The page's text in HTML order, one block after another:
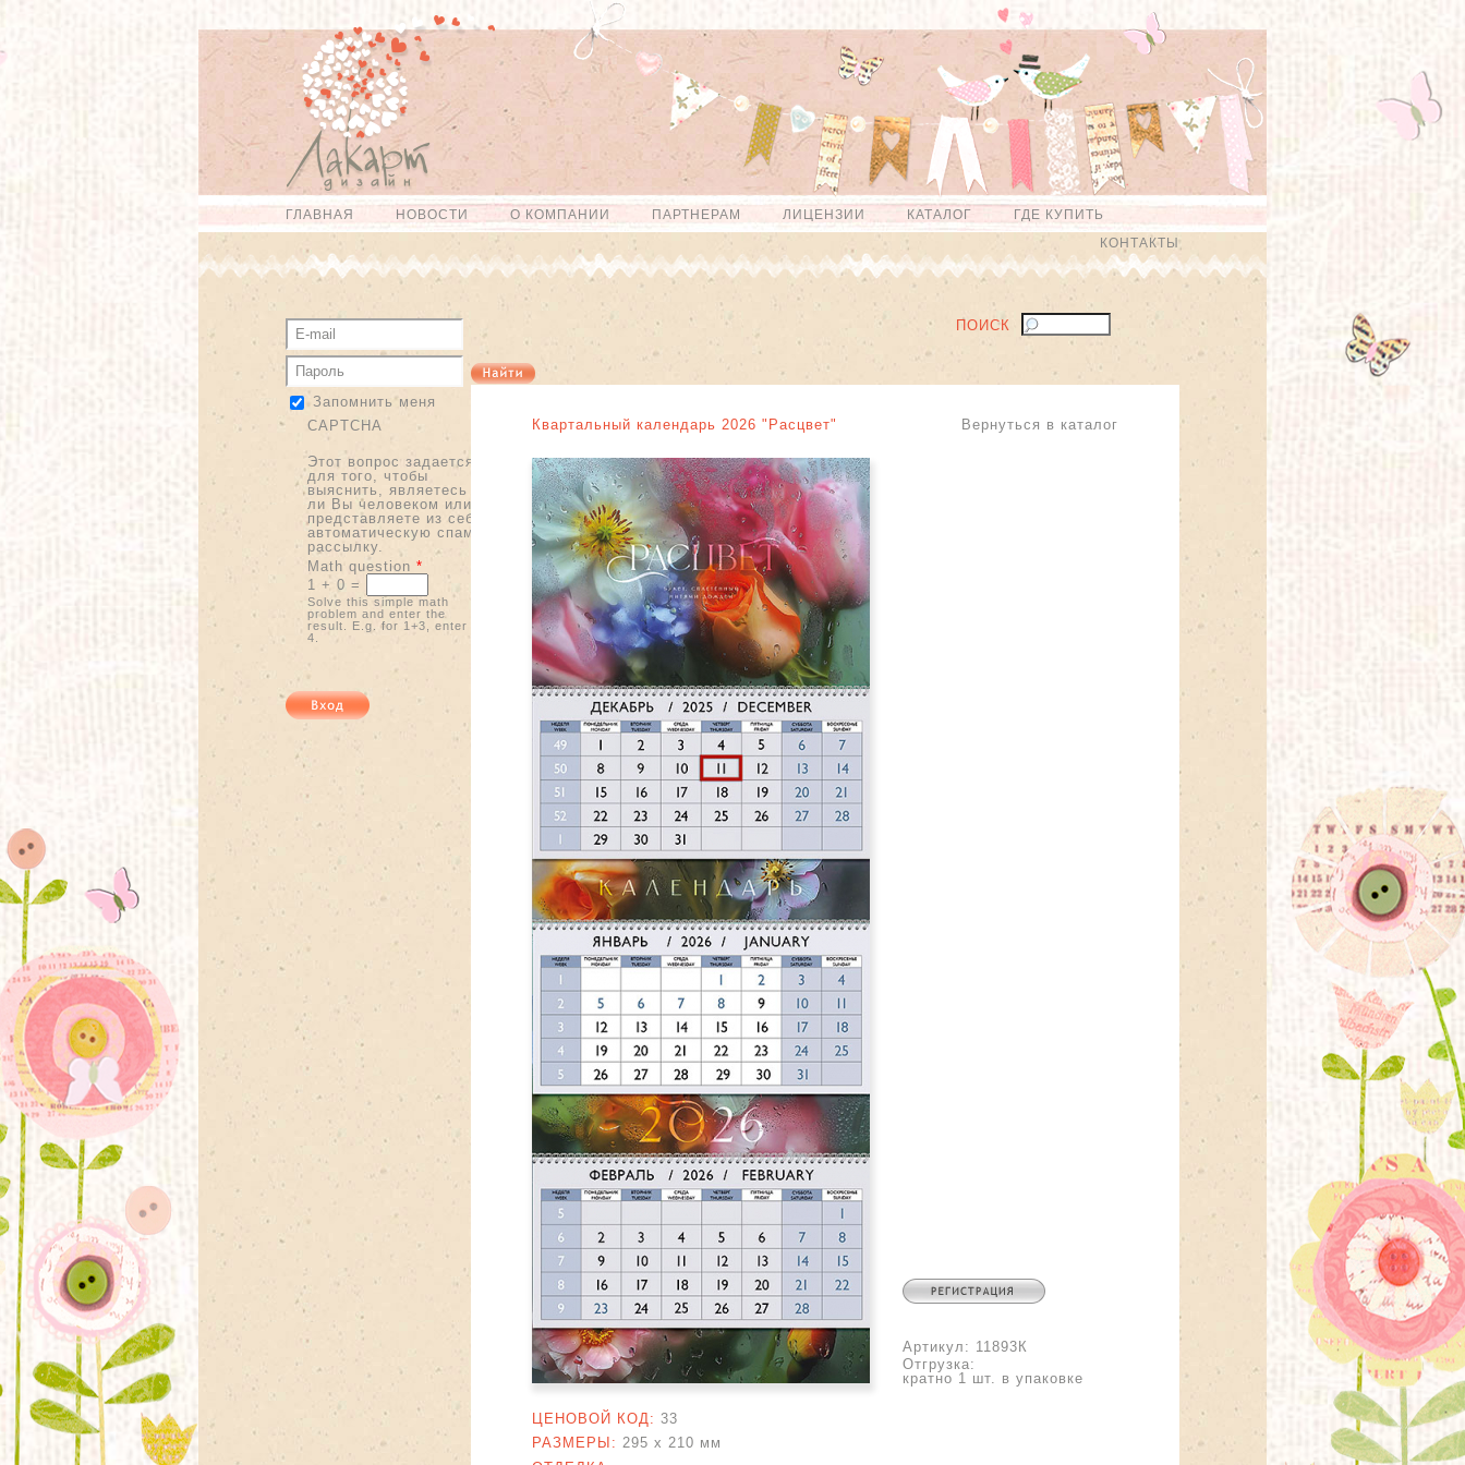
Перейти к
основному
содержанию
Skip to
navigation
Главное меню
ГЛАВНАЯ НОВОСТИ О КОМПАНИИ ПАРТНЕРАМ ЛИЦЕНЗИИ КАТАЛОГ
ГДЕ КУПИТЬ
КОНТАКТЫ
Запомнить меня
CAPTCHA
Этот вопрос задается
для того, чтобы
выяснить, являетесь
ли Вы человеком или
представляете из себя
автоматическую спам-
рассылку.
Math question *
1 + 0 =
Solve this simple math
problem and enter the
result. E.g. for 1+3, enter
4.
ПОИСК
Квартальный календарь 2026 "Расцвет" Вернуться в каталог
Артикул: 11893К
Отгрузка:
кратно 1 шт. в упаковке
ЦЕНОВОЙ КОД: 33
РАЗМЕРЫ: 295 x 210 мм